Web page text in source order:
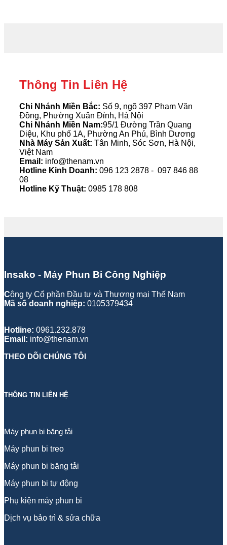
Thông Tin Liên Hệ
Chi Nhánh Miền Bắc: Số 9, ngõ 397 Phạm Văn
Đồng, Phường Xuân Đỉnh, Hà Nội
Chi Nhánh Miền Nam:95/1 Đường Trần Quang
Diệu, Khu phố 1A, Phường An Phú, Bình Dương
Nhà Máy Sản Xuất: Tân Minh, Sóc Sơn, Hà Nội,
Việt Nam
Email: info@thenam.vn
Hotline Kinh Doanh: 096 123 2878 - 097 846 88
08
Hotline Kỹ Thuật: 0985 178 808
Insako - Máy Phun Bi Công Nghiệp
Công ty Cổ phần Đầu tư và Thương mại Thế Nam
Mã số doanh nghiệp: 0105379434
Hotline: 0961.232.878
Email: info@thenam.vn
THEO DÕI CHÚNG TÔI
THÔNG TIN LIÊN HỆ
Máy phun bi băng tải
Máy phun bi treo
Máy phun bi băng tải
Máy phun bi tự động
Phụ kiện máy phun bi
Dịch vụ bảo trì & sửa chữa